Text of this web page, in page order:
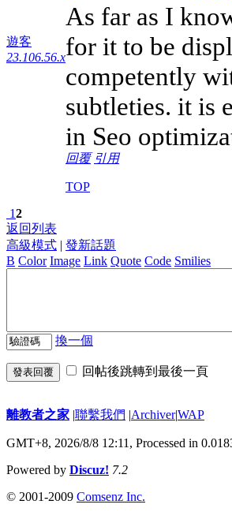
遊客
23.106.56.x
As far as I
for it to be
competently
subtleties. it is
in Seo
回覆 引用
TOP
12
返回列表
高級模式 | 發新話題
B Color Image Link Quote Code Smilies
換一個
發表回覆 回帖後跳轉到最後一頁
離教者之家 |聯繫我們 |Archiver|WAP
GMT+8, 2026/8/8 12:11, Processed in
Powered by Discuz! 7.2
© 2001-2009 Comsenz Inc.